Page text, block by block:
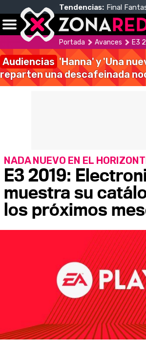
Tendencias: Final
Portada Avances E3
Audiencias 'Hanna' y 'Una
reparten una descafeinada
E3 2019:
muestra su
los próximos
NADA NUEVO EN EL